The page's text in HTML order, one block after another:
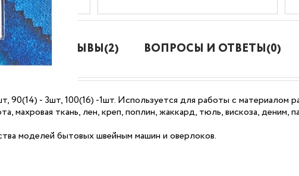
ОТЗЫВЫ(2) ВОПРОСЫ И ОТВЕТЫ(0)
- 3шт, 100(16) -1шт. Используется для работы с материалом
махровая ткань, лен, креп, поплин, жаккард, тюль, вискоза, деним,
моделей бытовых швейным машин и оверлоков.